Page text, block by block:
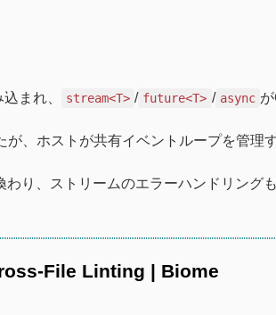
まれ、
stream<T> / future<T> / async
、ホストが共有イベントループを管理
わり、ストリームのエラーハンドリング
File Linting | Biome